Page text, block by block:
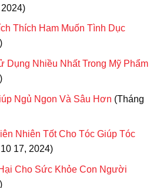
Thích Ham Muốn Tình Dục
Dụng Nhiều Nhất Trong Mỹ Phẩm
Ngủ Ngon Và Sâu Hơn (Tháng
Nhiên Tốt Cho Tóc Giúp Tóc
17, 2024)
Cho Sức Khỏe Con Người